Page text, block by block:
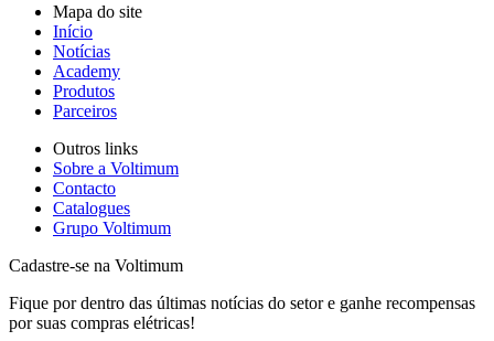
Mapa do site
Início
Notícias
Academy
Produtos
Parceiros
Outros links
Sobre a Voltimum
Contacto
Catalogues
Grupo Voltimum
Cadastre-se na Voltimum
Fique por dentro das últimas notícias do setor e ganhe recompensas
por suas compras elétricas!